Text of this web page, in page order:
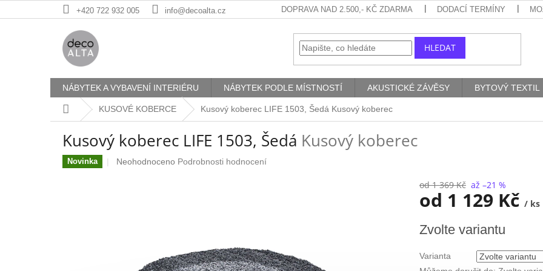
na
+420 722 932 005 info@decoalta.cz DOPRAVA NAD 2.500,- KČ ZDARMA DODACÍ TERMÍNY
HLEDAT
NÁBYTEK A VYBAVENÍ INTERIÉRU NÁBYTEK PODLE MÍSTNOSTÍ AKUSTICKÉ ZÁVĚSY BYTOVÝ TEXTIL
Domů KUSOVÉ KOBERCE Kusový koberec LIFE 1503, Šedá Kusový koberec
Kusový koberec LIFE 1503, Šedá Kusový koberec
Novinka
Průměrné
Neohodnoceno Podrobnosti hodnocení
od 1 369 Kč až –21 %
od 1 129 Kč / ks
cena:
Zvolte variantu
Varianta